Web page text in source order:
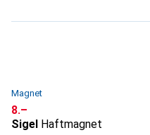
Magnet
CHF
8.–
Sigel Haftmagnet